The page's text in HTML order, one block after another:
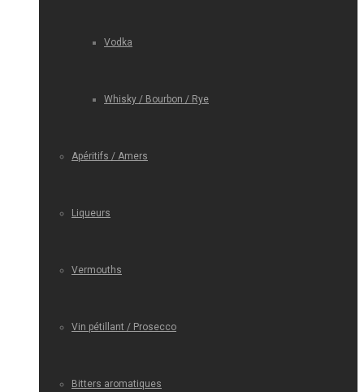
Vodka
Whisky / Bourbon / Rye
Apéritifs / Amers
Liqueurs
Vermouths
Vin pétillant / Prosecco
Bitters aromatiques